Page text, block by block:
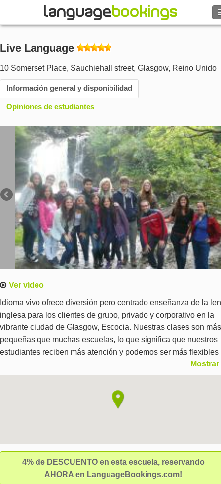
Contacto
EXPLORAR
Identifícate
Ayuda
Moneda
Idioma
Live Language
10 Somerset Place, Sauchiehall street, Glasgow, Reino Unido
Información general y disponibilidad
Opiniones de estudiantes
Ver vídeo
Idioma vivo ofrece diversión pero centrado enseñanza de la
inglesa para los clientes de grupo, privado y corporativo en la
vibrante ciudad de Glasgow, Escocia. Nuestras clases son más
pequeñas que muchas escuelas, lo que significa que nuestros
estudiantes reciben más atención y podemos ser más flexibles
sus necesidades. Ofrecemos Inglés General, Inglés académico
(para acceso a la Universidad y cursos universitarios),
English, clases de preparación IELTS y recientemente hemos
introducido un nuevo curso FCE para estudiantes.
Mostrar
4% de DESCUENTO en esta escuela, reservando
AHORA en LanguageBookings.com!